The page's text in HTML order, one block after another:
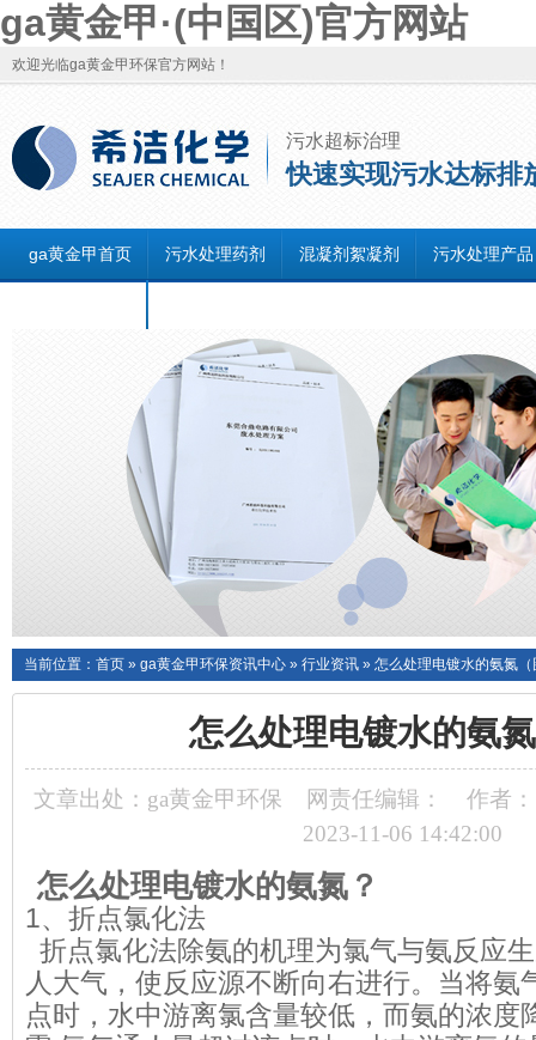
ga黄金甲·(中国区)官方网站
欢迎光临ga黄金甲环保官方网站！
污水超标治理
快速实现污水达标排
ga黄金甲首页 污水处理药剂 混凝剂絮凝剂 污水处理产品
当前位置： 首页 » ga黄金甲环保资讯中心 » 行业资讯 » 怎么处理电镀水的氨氮（
怎么处理电镀水的氨
文章出处：ga黄金甲环保 网责任编辑：
作者：
2023-11-06 14:42:00
怎么处理电镀水的氨氮？
1、折点氯化法
折点氯化法除氨的机理为氯气与氨反应
人大气，使反应源不断向右进行。当将氨
点时，水中游离氯含量较低，而氨的浓度